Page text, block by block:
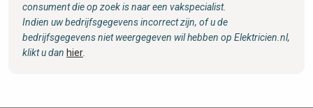
consument die op zoek is naar een vakspecialist.
Indien uw bedrijfsgegevens incorrect zijn, of u de
bedrijfsgegevens niet weergegeven wil hebben op Elektricien.nl,
klikt u dan hier